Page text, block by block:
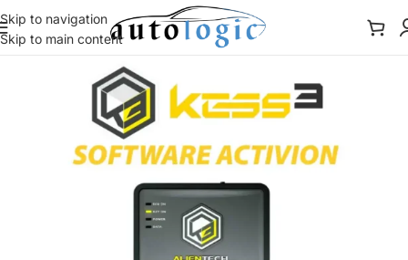
Skip to navigation
Skip to main content